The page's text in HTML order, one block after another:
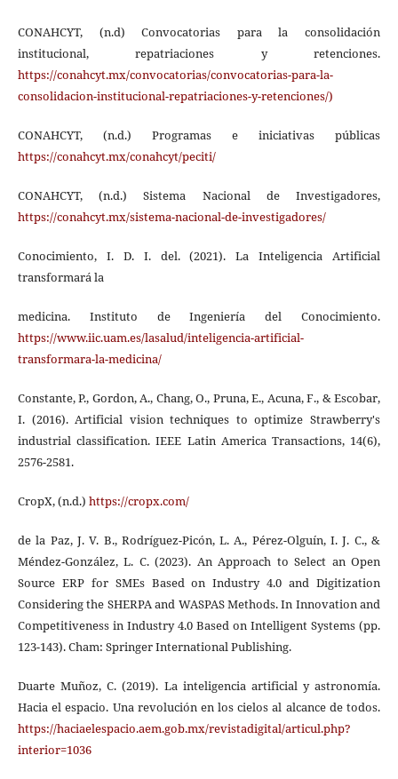
CONAHCYT, (n.d) Convocatorias para la consolidación
institucional, repatriaciones y retenciones.
https://conahcyt.mx/convocatorias/convocatorias-para-la-
consolidacion-institucional-repatriaciones-y-retenciones/)
CONAHCYT, (n.d.) Programas e iniciativas públicas
https://conahcyt.mx/conahcyt/peciti/
CONAHCYT, (n.d.) Sistema Nacional de Investigadores,
https://conahcyt.mx/sistema-nacional-de-investigadores/
Conocimiento, I. D. I. del. (2021). La Inteligencia Artificial
transformará la
medicina. Instituto de Ingeniería del Conocimiento.
https://www.iic.uam.es/lasalud/inteligencia-artificial-
transformara-la-medicina/
Constante, P., Gordon, A., Chang, O., Pruna, E., Acuna, F., & Escobar,
I. (2016). Artificial vision techniques to optimize Strawberry's
industrial classification. IEEE Latin America Transactions, 14(6),
2576-2581.
CropX, (n.d.) https://cropx.com/
de la Paz, J. V. B., Rodríguez-Picón, L. A., Pérez-Olguín, I. J. C., &
Méndez-González, L. C. (2023). An Approach to Select an Open
Source ERP for SMEs Based on Industry 4.0 and Digitization
Considering the SHERPA and WASPAS Methods. In Innovation and
Competitiveness in Industry 4.0 Based on Intelligent Systems (pp.
123-143). Cham: Springer International Publishing.
Duarte Muñoz, C. (2019). La inteligencia artificial y astronomía.
Hacia el espacio. Una revolución en los cielos al alcance de todos.
https://haciaelespacio.aem.gob.mx/revistadigital/articul.php?
interior=1036